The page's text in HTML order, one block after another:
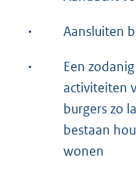
· Aansluiten
·
Een
activiteiten
burgers zo
bestaan
wonen